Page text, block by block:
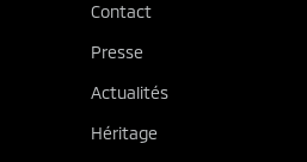
Contact
Presse
Actualités
Héritage